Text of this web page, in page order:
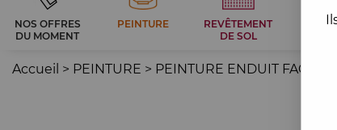
NOS OFFRES
DU MOMENT
PEINTURE
REVÊTEMENT
DE SOL
Accueil > PEINTURE > PEINTURE ENDUIT FAÇADE